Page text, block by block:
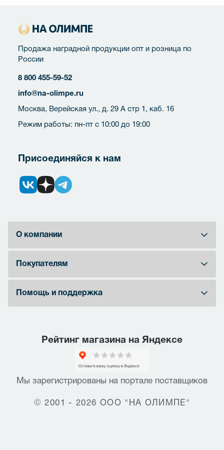
Продажа наградной продукции опт и розница по
России
8 800 455-59-52
info@na-olimpe.ru
Москва, Верейская ул., д. 29 А стр 1, каб. 16
Режим работы: пн-пт с 10:00 до 19:00
Присоединяйся к нам
О компании
Покупателям
Помощь и поддержка
Рейтинг магазина на Яндексе
Мы зарегистрированы на портале поставщиков
© 2001 - 2026 ООО "НА ОЛИМПЕ"